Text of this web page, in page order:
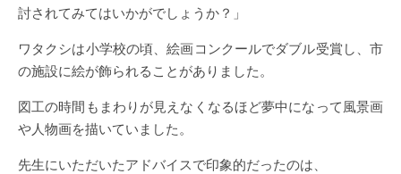
討されてみてはいかがでしょうか？」
ワタクシは小学校の頃、絵画コンクールでダブル受賞し、市
の施設に絵が飾られることがありました。
図工の時間もまわりが見えなくなるほど夢中になって風景画
や人物画を描いていました。
先生にいただいたアドバイスで印象的だったのは、